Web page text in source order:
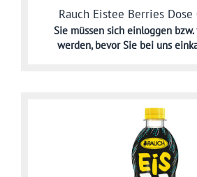
Rauch Eistee Berries Dose
Sie müssen sich einloggen
werden,bevor Sie bei uns